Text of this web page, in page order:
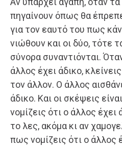
πηγαίνουν όπως θα
για τον εαυτό του πως
νιώθουν και οι δύο, τότε
σύνορα συναντιόνται.
άλλος έχει άδικο,
τον άλλον. Ο άλλος
άδικο. Και οι σκέψεις
νομίζεις ότι ο άλλος έχει
το λες, ακόμα κι αν
πως νομίζεις ότι ο άλλος